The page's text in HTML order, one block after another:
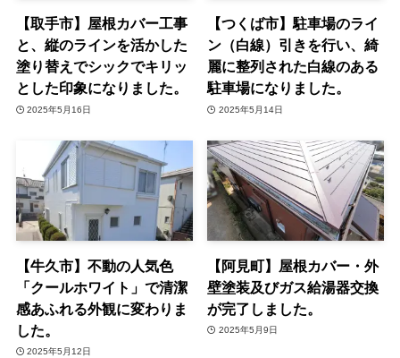
【取手市】屋根カバー工事
と、縦のラインを活かした
塗り替えでシックでキリッ
とした印象になりました。
2025年5月16日
【つくば市】駐車場のライ
ン（白線）引きを行い、綺
麗に整列された白線のある
駐車場になりました。
2025年5月14日
【牛久市】不動の人気色
「クールホワイト」で清潔
感あふれる外観に変わりま
した。
2025年5月12日
【阿見町】屋根カバー・外
壁塗装及びガス給湯器交換
が完了しました。
2025年5月9日